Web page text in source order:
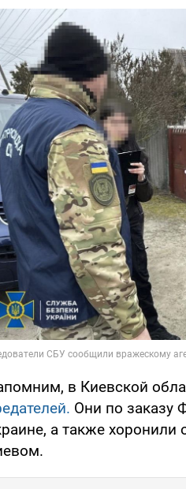
в Киевской
Они по заказу
а также хоронили